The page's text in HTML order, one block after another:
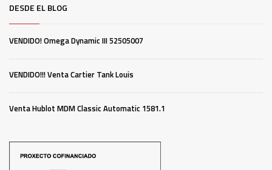
DESDE EL BLOG
VENDIDO! Omega Dynamic III 52505007
VENDIDO!!! Venta Cartier Tank Louis
Venta Hublot MDM Classic Automatic 1581.1